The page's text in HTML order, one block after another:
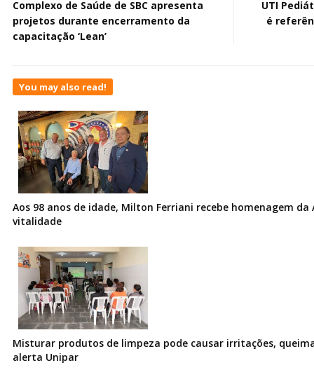
Complexo de Saúde de SBC apresenta
projetos durante encerramento da
capacitação ‘Lean’
UTI
é
You may also read!
Aos 98 anos de idade, Milton Ferriani recebe homenagem da
vitalidade
Misturar produtos de limpeza pode causar irritações,
alerta Unipar